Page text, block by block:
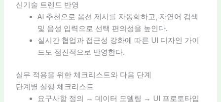
신기술 트렌드 반영
AI 추천으로 옵션 제시를 자동화하고, 자연어 검색
및 음성 입력으로 선택 편의성을 높인다.
실시간 협업과 접근성 강화에 따른 UI 디자인 가이
드도 점진적으로 반영한다.
실무 적용을 위한 체크리스트와 다음 단계
단계별 실행 체크리스트
요구사항 정의 → 데이터 모델링 → UI 프로토타입